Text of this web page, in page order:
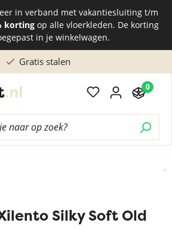
in verband met vakantiesluiting t/m
korting op alle vloerkleden. De korting
in je winkelwagen.
Gratis stalen
0
Silky Soft Old